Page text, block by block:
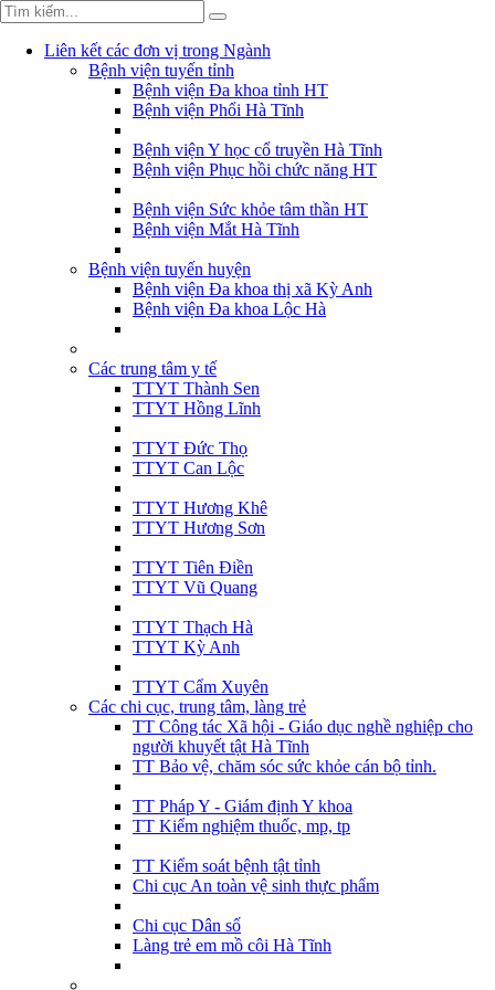
Liên kết các đơn vị trong Ngành
Bệnh viện tuyến tỉnh
Bệnh viện Đa khoa tỉnh HT
Bệnh viện Phổi Hà Tĩnh
Bệnh viện Y học cổ truyền Hà Tĩnh
Bệnh viện Phục hồi chức năng HT
Bệnh viện Sức khỏe tâm thần HT
Bệnh viện Mắt Hà Tĩnh
Bệnh viện tuyến huyện
Bệnh viện Đa khoa thị xã Kỳ Anh
Bệnh viện Đa khoa Lộc Hà
Các trung tâm y tế
TTYT Thành Sen
TTYT Hồng Lĩnh
TTYT Đức Thọ
TTYT Can Lộc
TTYT Hương Khê
TTYT Hương Sơn
TTYT Tiên Điền
TTYT Vũ Quang
TTYT Thạch Hà
TTYT Kỳ Anh
TTYT Cẩm Xuyên
Các chi cục, trung tâm, làng trẻ
TT Công tác Xã hội - Giáo dục nghề nghiệp cho
người khuyết tật Hà Tĩnh
TT Bảo vệ, chăm sóc sức khỏe cán bộ tỉnh.
TT Pháp Y - Giám định Y khoa
TT Kiểm nghiệm thuốc, mp, tp
TT Kiểm soát bệnh tật tỉnh
Chi cục An toàn vệ sinh thực phẩm
Chi cục Dân số
Làng trẻ em mồ côi Hà Tĩnh